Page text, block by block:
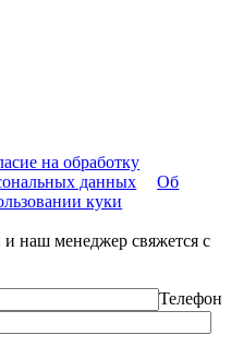
на обработку
данных
Об
куки
наш менеджер свяжется с
Телефон